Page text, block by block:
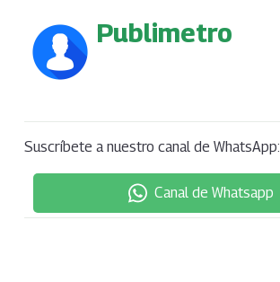
Publimetro
Suscríbete a nuestro canal de WhatsApp:
Canal de Whatsapp